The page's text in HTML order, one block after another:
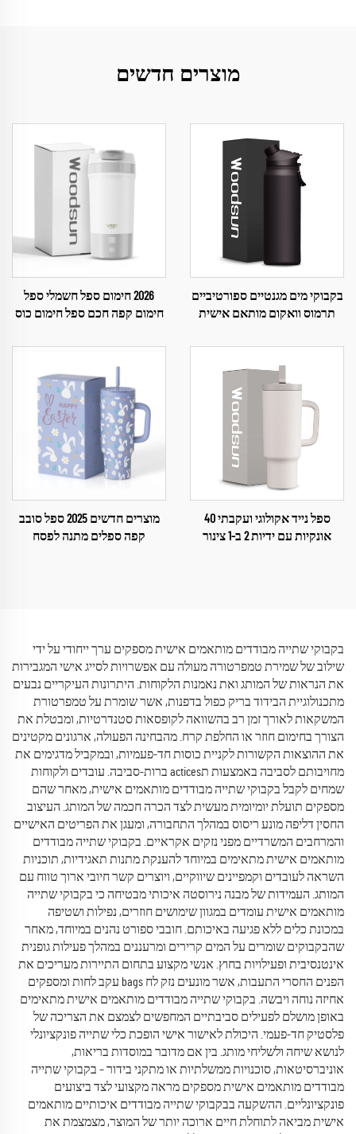
מוצרים חדשים
בקבוקי מים מגנטיים ספורטיביים
תרמוס וואקום מותאם אישית
מותאם אישית
2026 חימום ספל חשמלי ספל
חימום קפה חכם ספל חימום כוס
ספל נייד אקולוגי ועקבתי 40
אונקיות עם ידיות 2 ב-1 צינור
מוצרים חדשים 2025 ספל סובב
קפה ספלים מתנה לפסח
בקבוקי שתייה מבודדים מותאמים אישית מספקים ערך ייחודי על ידי
שילוב של שמירת טמפרטורה מעולה עם אפשרויות לסייג אישי המגבירות
את הנראות של המותג ואת נאמנות הלקוחות. היתרונות העיקריים נבעים
מתכנולוגיית הבידוד בריק כפול בדפנות, אשר שומרת על טמפרטורת
המשקאות לאורך זמן רב בהשוואה לקופסאות סטנדרטיות, ומבטלת את
הצורך בחימום חוזר או החלפת קרח. מהבחינה הפעולה, ארגונים מקטינים
את ההוצאות הקשורות לקניית כוסות חד-פעמיות, ובמקביל מדגימים את
מחויבותם לסביבה באמצעות תactices ברות-סביבה. עובדים ולקוחות
שמחים לקבל בקבוקי שתייה מבודדים מותאמים אישית, מאחר שהם
מספקים תועלת יומיומית מעשית לצד הכרה חכמה של המותג. העיצוב
החסין דליפה מונע ריסוס במהלך התחבורה, ומעגן את הפריטים האישיים
והמרחבים המשרדיים מפני נזקים אקראיים. בקבוקי שתייה מבודדים
מותאמים אישית מתאימים במיוחד להענקת מתנות תאגידיות, תוכניות
השראה לעובדים וקמפיינים שיווקיים, ויוצרים קשר חיובי ארוך טווח עם
המותג. העמידות של מבנה נירוסטה איכותי מבטיחה כי בקבוקי שתייה
מותאמים אישית עומדים במגוון שימושים חוזרים, נפילות ושטיפה
במכונת כלים ללא פגיעה באיכותם. חובבי ספורט נהנים במיוחד, מאחר
שהבקבוקים שומרים על המים קרירים ומרעננים במהלך פעילות גופנית
אינטנסיבית ופעילויות בחוץ. אנשי מקצוע בתחום התיירות מעריכים את
הפנים החסרי התעבות, אשר מונעים נזק לח bags עקב לחות ומספקים
אחיזה נוחה ויבשה. בקבוקי שתייה מבודדים מותאמים אישית מתאימים
באופן מושלם לפעילים סביבתיים המחפשים לצמצם את הצריכה של
פלסטיק חד-פעמי. היכולת לאישור אישי הופכת כלי שתייה פונקציונלי
לנושא שיחה ולשליחי מותג. בין אם מדובר במוסדות בריאות,
אוניברסיטאות, סוכנויות ממשלתיות או מתקני בידור – בקבוקי שתייה
מבודדים מותאמים אישית מספקים מראה מקצועי לצד ביצועים
פונקציונליים. ההשקעה בבקבוקי שתייה מבודדים איכותיים מותאמים
אישית מביאה לתוחלת חיים ארוכה יותר של המוצר, מצמצמת את